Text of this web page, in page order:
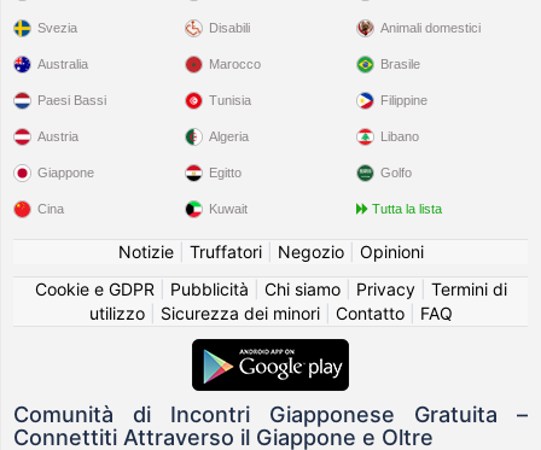
Svezia Disabili Animali domestici
Australia
Paesi Bassi
Austria
Giappone
Cina
Marocco
Tunisia
Algeria
Egitto
Kuwait
Brasile
Filippine
Libano
Golfo
Tutta la lista
Notizie| Truffatori| Negozio| Opinioni
Cookie e GDPR
Pubblicità Chi siamo| Privacy| Termini di
utilizzo| Sicurezza dei minori| Contatto| FAQ
Comunità di Incontri Giapponese Gratuita –
Connettiti Attraverso il Giappone e Oltre